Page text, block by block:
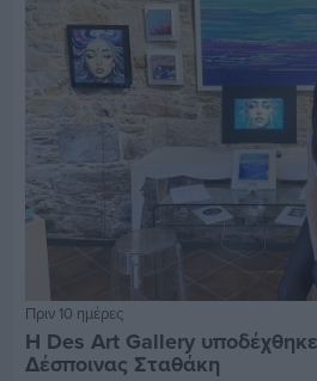
Πριν 10 ημέρες
Η Des Art Gallery
Δέσποινας Σταθάκη